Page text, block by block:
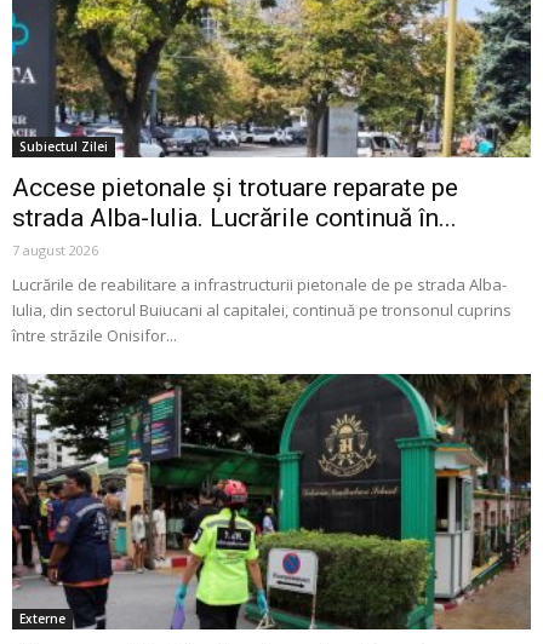
Subiectul Zilei
Accese pietonale și trotuare reparate pe
strada Alba-Iulia. Lucrările continuă în...
7 august 2026
Lucrările de reabilitare a infrastructurii pietonale de pe strada Alba-
Iulia, din sectorul Buiucani al capitalei, continuă pe tronsonul cuprins
între străzile Onisifor...
Externe